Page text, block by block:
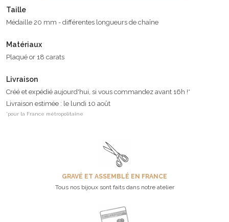
Taille
Médaille 20 mm - différentes longueurs de chaîne
Matériaux
Plaqué or 18 carats
Livraison
Créé et expédié aujourd'hui, si vous commandez avant 16h !*
Livraison estimée : le lundi 10 août
*pour la France métropolitaine
GRAVÉ ET ASSEMBLÉ EN FRANCE
Tous nos bijoux sont faits dans notre atelier